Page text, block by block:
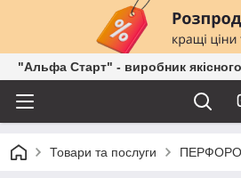
"Альфа Старт" - виробник
Товари та послуги